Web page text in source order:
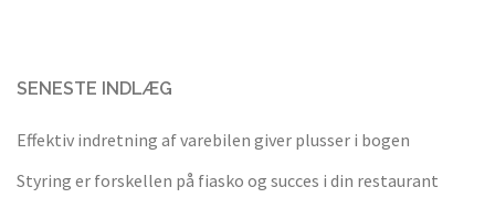
SENESTE INDLÆG
Effektiv indretning af varebilen giver plusser i bogen
Styring er forskellen på fiasko og succes i din restaurant